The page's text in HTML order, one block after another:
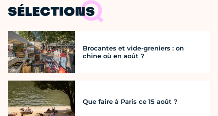
SÉLECTIONS
Brocantes et vide-greniers : on
chine où en août ?
Que faire à Paris ce 15 août ?